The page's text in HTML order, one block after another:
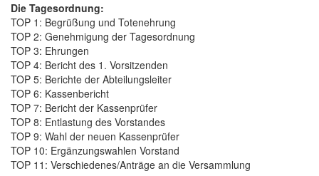
Die Tagesordnung:
TOP 1: Begrüßung und Totenehrung
TOP 2: Genehmigung der Tagesordnung
TOP 3: Ehrungen
TOP 4: Bericht des 1. Vorsitzenden
TOP 5: Berichte der Abteilungsleiter
TOP 6: Kassenbericht
TOP 7: Bericht der Kassenprüfer
TOP 8: Entlastung des Vorstandes
TOP 9: Wahl der neuen Kassenprüfer
TOP 10: Ergänzungswahlen Vorstand
TOP 11: Verschiedenes/Anträge an die Versammlung